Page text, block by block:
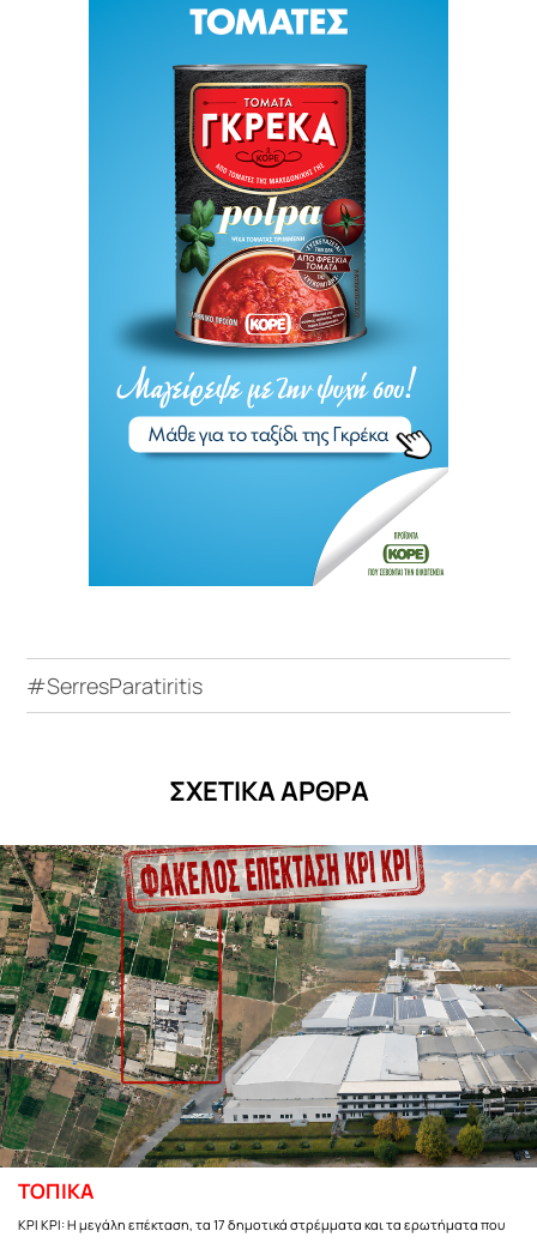
#SerresParatiritis
ΣΧΕΤΙΚΑ ΑΡΘΡΑ
ΤΟΠΙΚΑ
ΚΡΙ ΚΡΙ: Η μεγάλη επέκταση, τα 17 δημοτικά στρέμματα και τα ερωτήματα που